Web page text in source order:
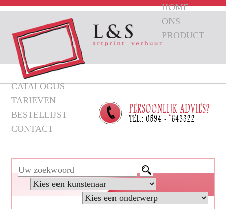
HOME
ONS
PRODUCT
CATALOGUS
TARIEVEN
BESTELLIJST
CONTACT